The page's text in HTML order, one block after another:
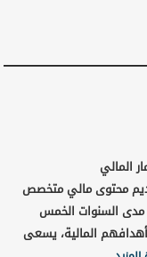
المالي
محتوى مالي متخصص
مدى السنوات الخمس
المالية، يسعى